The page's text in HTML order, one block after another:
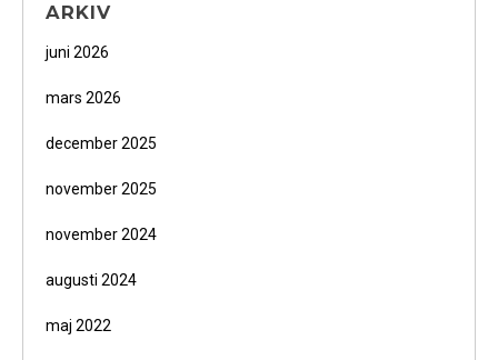
ARKIV
juni 2026
mars 2026
december 2025
november 2025
november 2024
augusti 2024
maj 2022